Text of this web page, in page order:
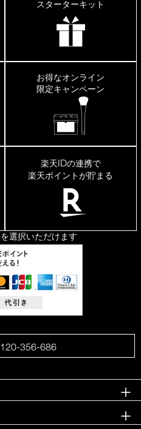
スターターキット
お得なオンライン
限定キャンペーン
楽天IDの連携で
楽天ポイントが貯まる
選択いただけます
356-686